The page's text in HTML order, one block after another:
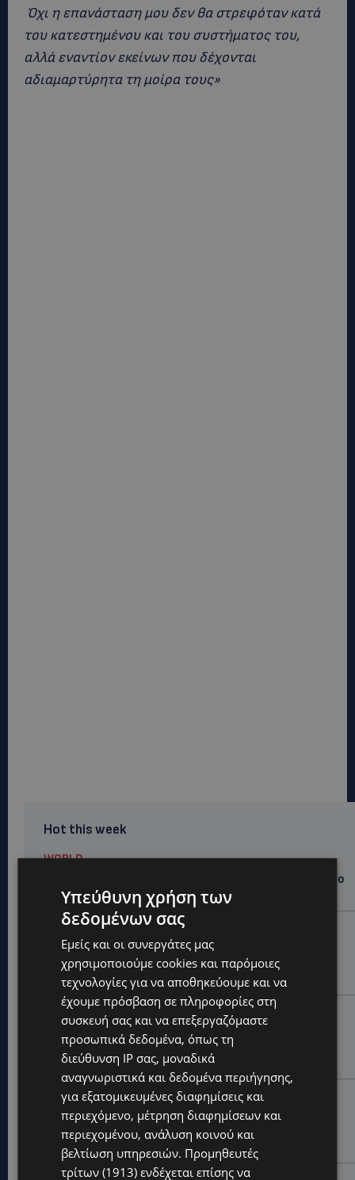
Όχι η επανάσταση μου δεν θα στρεφόταν κατά
του κατεστημένου και του συστήματος του,
αλλά εναντίον εκείνων που δέχονται
αδιαμαρτύρητα τη μοίρα τους»
Hot this week
WORLD
ΦΩΤΙΑ ΣΤΟΝ ΒΟΛΟ: Στις φλόγες περιοχή πάνω από το
αρχαίο θέατρο Δημητριάδος
STORIES
ΜΑΝΩΛΗΣ ΕΜΜΑΝΟΥΗΛ: Η ιστορία της θρυλικής
Corner Pub που ξυπνά μνήμες δεκαετιών – Το
αφιέρωμα μετά τη φωτιά-(Φώτο)
UPDATES
ΘΕΣΣΑΛΟΝΙΚΗ: Σοκ από την κακοποίηση άγριων
χελωνών – Τις έβαψαν με πορτοκαλί λαδομπογιά-
(Φώτο)
UPDATES
ΑΓΚΑΛΙΑ ΕΛΠΙΔΑΣ: «Οι εξαγγελίες δεν αρκούν» –
Συγκρατημένη αισιοδοξία για το νέο σχέδιο
στήριξης των ατόμων με αναπηρία
Υπεύθυνη χρήση των
δεδομένων σας
Εμείς και οι συνεργάτες μας
χρησιμοποιούμε cookies και παρόμοιες
τεχνολογίες για να αποθηκεύουμε και να
έχουμε πρόσβαση σε πληροφορίες στη
συσκευή σας και να επεξεργαζόμαστε
προσωπικά δεδομένα, όπως τη
διεύθυνση IP σας, μοναδικά
αναγνωριστικά και δεδομένα περιήγησης,
για εξατομικευμένες διαφημίσεις και
περιεχόμενο, μέτρηση διαφημίσεων και
περιεχομένου, ανάλυση κοινού και
βελτίωση υπηρεσιών. Προμηθευτές
τρίτων (1913) ενδέχεται επίσης να